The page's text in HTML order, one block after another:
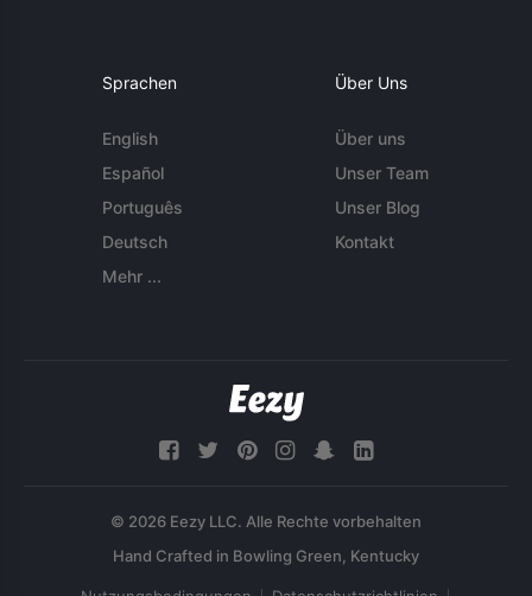
Sprachen
English
Español
Português
Deutsch
Mehr ...
Über Uns
Über uns
Unser Team
Unser Blog
Kontakt
© 2026 Eezy LLC. Alle Rechte vorbehalten